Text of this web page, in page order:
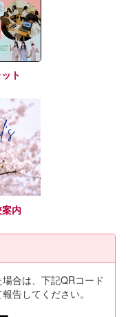
ト
内
合は、下記QRコード
告してください。